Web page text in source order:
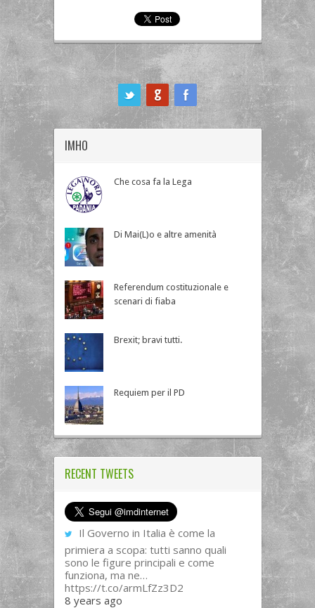
IMHO
Che cosa fa la Lega
Di Mai(L)o e altre amenità
Referendum costituzionale e
scenari di fiaba
Brexit; bravi tutti.
Requiem per il PD
RECENT TWEETS
Il Governo in Italia è come la
primiera a scopa: tutti sanno quali
sono le figure principali e come
funziona, ma ne…
https://t.co/armLfZz3D2
8 years ago